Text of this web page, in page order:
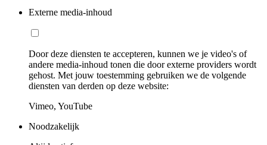
Externe media-inhoud
Door deze diensten te accepteren, kunnen we je video's of
andere media-inhoud tonen die door externe providers wordt
gehost. Met jouw toestemming gebruiken we de volgende
diensten van derden op deze website:
Vimeo, YouTube
Noodzakelijk